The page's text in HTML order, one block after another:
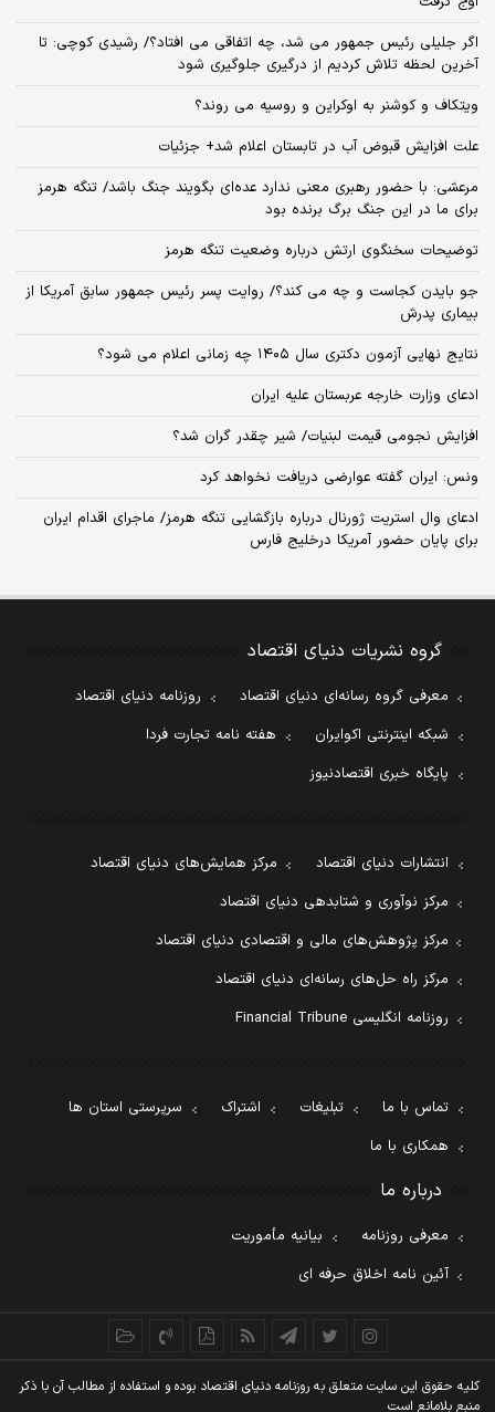
اگر جلیلی رئیس جمهور می شد، چه اتفاقی می افتاد؟/ رشیدی کوچی: تا
آخرین لحظه تلاش کردیم از درگیری جلوگیری شود
ویتکاف و کوشنر به اوکراین و روسیه می روند؟
علت افزایش قبوض آب در تابستان اعلام شد+ جزئیات
مرعشی: با حضور رهبری معنی ندارد عده‌ای بگویند جنگ باشد/ تنگه هرمز
برای ما در این جنگ برگ برنده بود
توضیحات سخنگوی ارتش درباره وضعیت تنگه هرمز
جو بایدن کجاست و چه می کند؟/ روایت پسر رئیس جمهور سابق آمریکا از
بیماری پدرش
نتایج نهایی آزمون دکتری سال ۱۴۰۵ چه زمانی اعلام می شود؟
ادعای وزارت خارجه عربستان علیه ایران
افزایش نجومی قیمت لبنیات/ شیر چقدر گران شد؟
ونس: ایران گفته عوارضی دریافت نخواهد کرد
ادعای وال استریت ژورنال درباره بازگشایی تنگه هرمز/ ماجرای اقدام ایران
برای پایان حضور آمریکا درخلیج فارس
گروه نشریات دنیای اقتصاد
معرفی گروه رسانه‌ای دنیای اقتصاد
روزنامه دنیای اقتصاد
شبکه اینترنتی اکوایران
هفته نامه تجارت فردا
پایگاه خبری اقتصادنیوز
انتشارات دنیای اقتصاد
مرکز همایش‌های دنیای اقتصاد
مرکز نوآوری و شتابدهی دنیای اقتصاد
مرکز پژوهش‌های مالی و اقتصادی دنیای اقتصاد
مرکز راه حل‌های رسانه‌ای دنیای اقتصاد
روزنامه انگلیسی Financial Tribune
تماس با ما تبلیغات اشتراک
سرپرستی استان ها
همکاری با ما
درباره ما
معرفی روزنامه
بیانیه مأموریت
آئین نامه اخلاق حرفه ای
کليه حقوق اين سايت متعلق به روزنامه دنيای اقتصاد بوده و استفاده از مطالب آن با ذکر
منبع بلامانع است